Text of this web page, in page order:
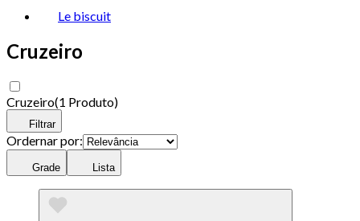
Le biscuit
Cruzeiro
Cruzeiro(1 Produto)
Filtrar
Ordernar por:
Grade Lista